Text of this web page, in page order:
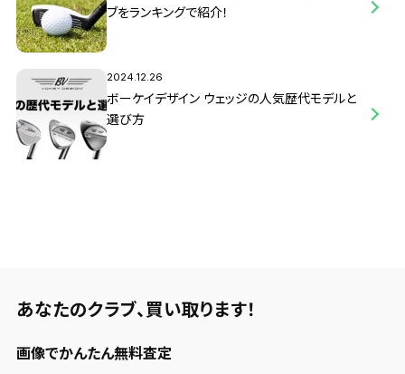
ブをランキングで紹介！
2024.12.26
ボーケイデザイン ウェッジの人気歴代モデルと
選び方
あなたのクラブ、 買い取ります！
画像でかんたん無料査定